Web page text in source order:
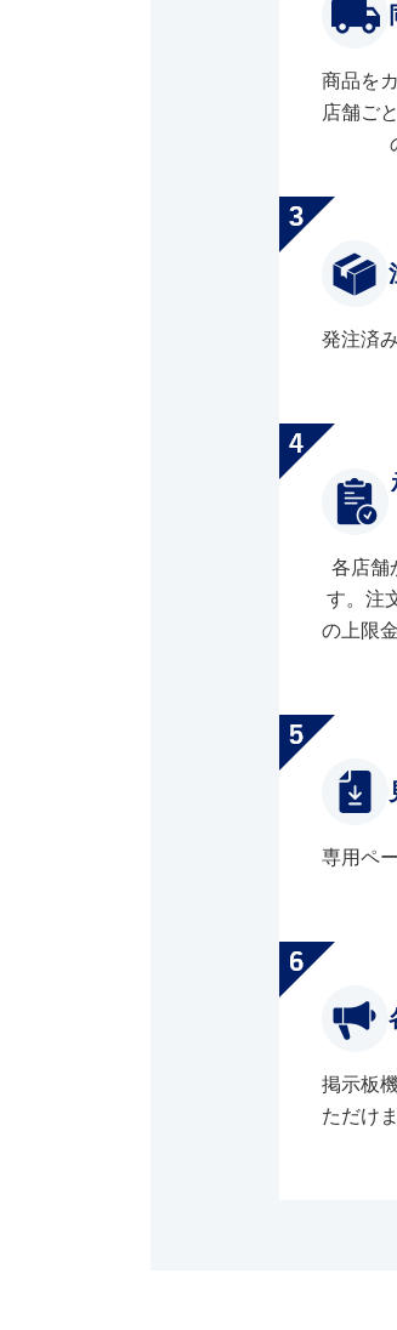
商品を
店舗ご
発注済
各店舗
す。注
の上限
専用ペ
掲示板
ただけ